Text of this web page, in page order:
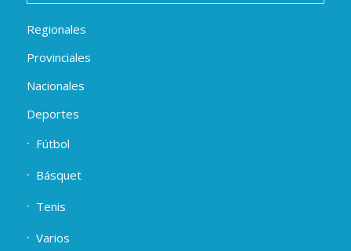
Regionales
Provinciales
Nacionales
Deportes
Fútbol
Básquet
Tenis
Varios